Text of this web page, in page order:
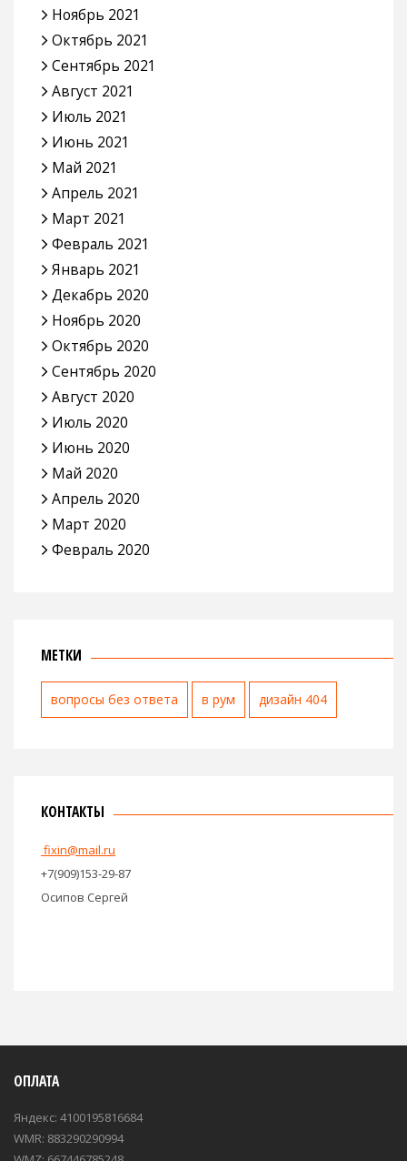
Ноябрь 2021
Октябрь 2021
Сентябрь 2021
Август 2021
Июль 2021
Июнь 2021
Май 2021
Апрель 2021
Март 2021
Февраль 2021
Январь 2021
Декабрь 2020
Ноябрь 2020
Октябрь 2020
Сентябрь 2020
Август 2020
Июль 2020
Июнь 2020
Май 2020
Апрель 2020
Март 2020
Февраль 2020
МЕТКИ
вопросы без ответа в рум дизайн 404
КОНТАКТЫ
fixin@mail.ru
+7(909)153-29-87
Осипов Сергей
ОПЛАТА
Яндекс: 4100195816684
WMR: 883290290994